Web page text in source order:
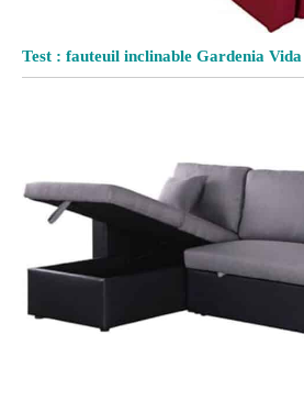
Test : fauteuil inclinable Gardenia